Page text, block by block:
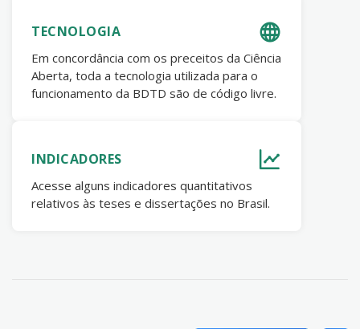
TECNOLOGIA
Em concordância com os preceitos da Ciência
Aberta, toda a tecnologia utilizada para o
funcionamento da BDTD são de código livre.
INDICADORES
Acesse alguns indicadores quantitativos
relativos às teses e dissertações no Brasil.